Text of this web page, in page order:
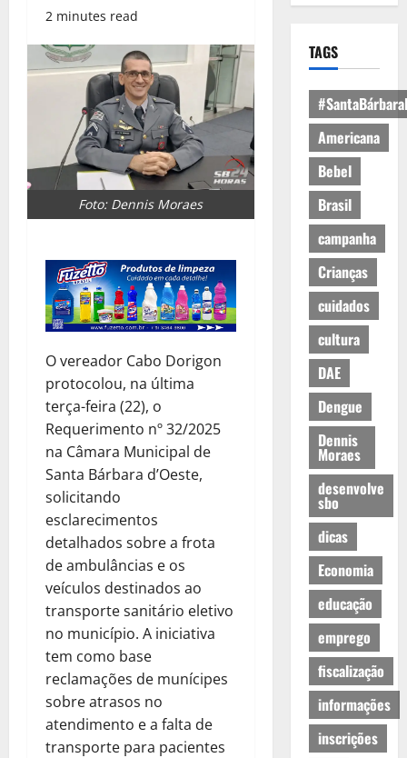
2 minutes read
Foto: Dennis Moraes
O vereador Cabo Dorigon
protocolou, na última
terça-feira (22), o
Requerimento nº 32/2025
na Câmara Municipal de
Santa Bárbara d’Oeste,
solicitando
esclarecimentos
detalhados sobre a frota
de ambulâncias e os
veículos destinados ao
transporte sanitário eletivo
no município. A iniciativa
tem como base
reclamações de munícipes
sobre atrasos no
atendimento e a falta de
transporte para pacientes
TAGS
Americana
Bebel
Brasil
campanha
Crianças
cuidados
cultura
DAE
Dengue
Dennis
Moraes
desenvolve
sbo
dicas
Economia
educação
emprego
fiscalização
informações
inscrições